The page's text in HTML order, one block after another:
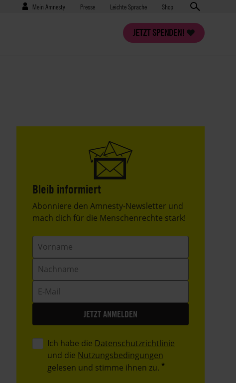
Benutzermenü
Mein Amnesty Presse
Presse Leichte Sprache Shop
JETZT SPENDEN!
Bleib informiert
Header
Text
Abonniere den Amnesty-Newsletter und
mach dich für die Menschenrechte stark!
Vorname
Nachname
E-
Mail
Ich habe die Datenschutzrichtlinie
und die Nutzungsbedingungen
gelesen und stimme ihnen zu.